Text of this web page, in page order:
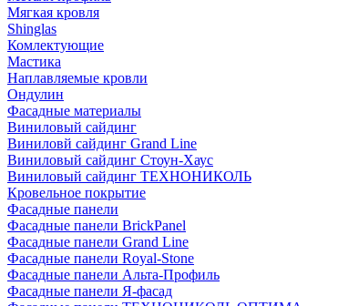
Мягкая кровля
Shinglas
Комлектующие
Мастика
Наплавляемые кровли
Ондулин
Фасадные материалы
Виниловый сайдинг
Виниловй сайдинг Grand Line
Виниловый сайдинг Стоун-Хаус
Виниловый сайдинг ТЕХНОНИКОЛЬ
Кровельное покрытие
Фасадные панели
Фасадные панели BrickPanel
Фасадные панели Grand Line
Фасадные панели Royal-Stone
Фасадные панели Альта-Профиль
Фасадные панели Я-фасад